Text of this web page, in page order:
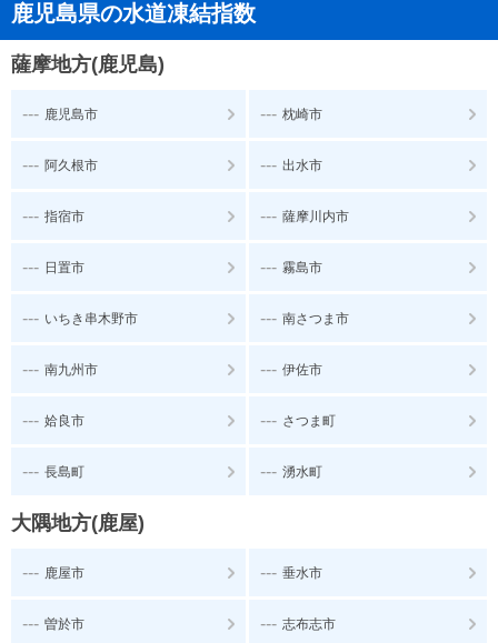
鹿児島県の水道凍結指数
薩摩地方(鹿児島)
--- 鹿児島市 --- 枕崎市
--- 阿久根市 --- 出水市
--- 指宿市 --- 薩摩川内市
--- 日置市 --- 霧島市
--- いちき串木野市 --- 南さつま市
--- 南九州市 --- 伊佐市
--- 姶良市 --- さつま町
--- 長島町 --- 湧水町
大隅地方(鹿屋)
--- 鹿屋市 --- 垂水市
--- 曽於市 --- 志布志市